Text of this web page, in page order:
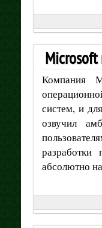
Microsoft
Компания
систем, и
озвучил
разработки
абсолютно